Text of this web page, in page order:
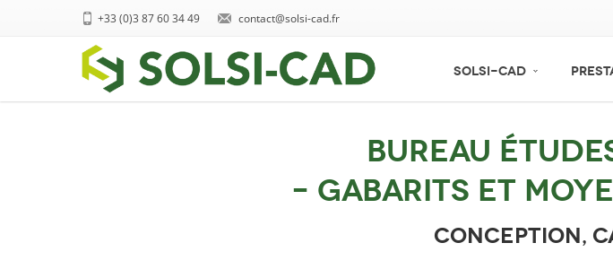
contact@solsi-cad.fr
+33 (0)3 87 60 34 49
SOLSI-CAD
Bureau
– Gabarits et
Conception,